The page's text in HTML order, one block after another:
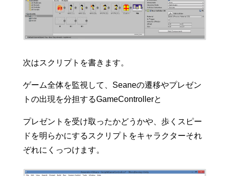
次はスクリプトを書きます。
ゲーム全体を監視して、Seaneの遷移やプレゼン
トの出現を分担するGameControllerと
プレゼントを受け取ったかどうかや、歩くスピー
ドを明らかにするスクリプトをキャラクターそれ
ぞれにくっつけます。